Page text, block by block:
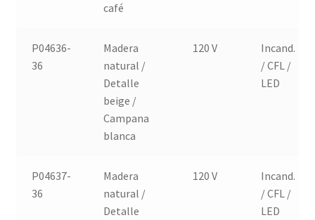
café
P04636-
36
Madera
natural /
Detalle
beige /
Campana
blanca
120 V
Incand.
/ CFL /
LED
P04637-
36
Madera
natural /
Detalle
120 V
Incand.
/ CFL /
LED